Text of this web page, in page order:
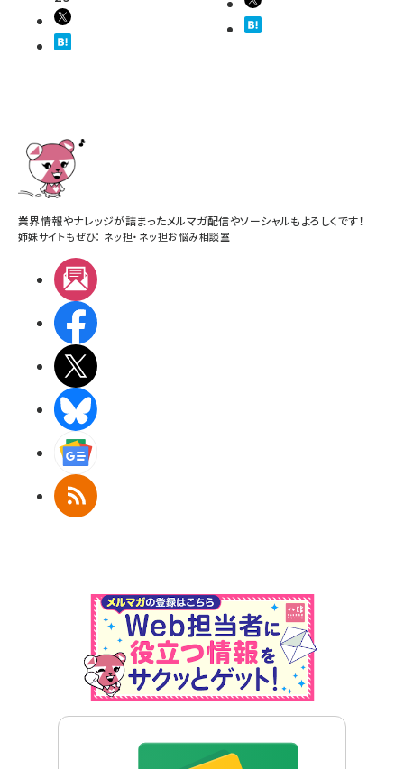
業界情報やナレッジが詰まったメルマガ配信やソーシャルもよろしくです！
姉妹サイトもぜひ： ネッ担・ ネッ担お悩み相談室
RSS